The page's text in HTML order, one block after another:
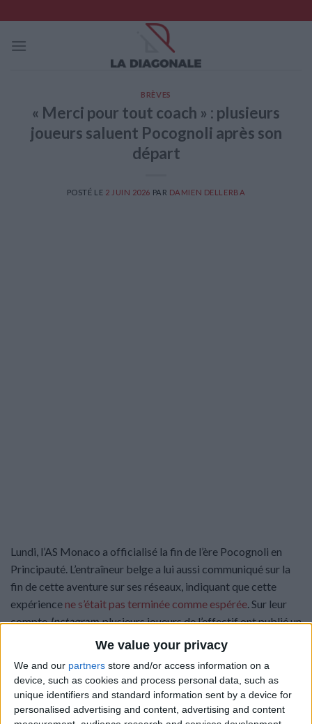
We value your privacy
We and our partners store and/or access information on a
device, such as cookies and process personal data, such as
unique identifiers and standard information sent by a device for
personalised advertising and content, advertising and content
to
content
BRÈVES
« Merci pour tout coach » : plusieurs
joueurs saluent Pocognoli après son
départ
POSTÉ LE 2 JUIN 2026 PAR DAMIEN DELLERBA
Lundi, l’AS Monaco a officialisé la fin de l’ère Pocognoli en
Principauté. L’entraîneur belge a lui aussi communiqué sur la
fin de cette aventure sur ses réseaux, indiquant que cette
expérience ne s’était pas terminée comme espérée . Sur leur
compteInstagram, plusieurs joueurs de l’effectif ont publié un
message à l’attention de leur désormais ex-entraîneur. Denis
Zakaria, Maghnes Akliouche, Paul Pogba ou encore Jordan
Teze ont pris le temps de saluer et remercier le natif de
Seraing pour ces derniers mois passés sous sa direction.